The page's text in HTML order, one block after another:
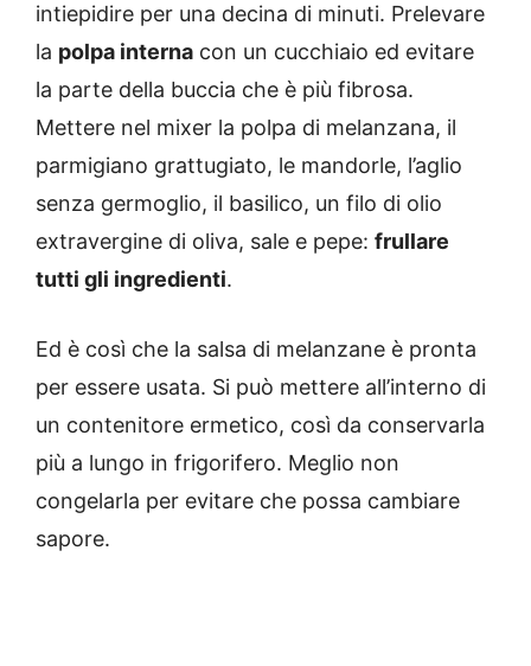
intiepidire per una decina di minuti. Prelevare
la polpa interna con un cucchiaio ed evitare
la parte della buccia che è più fibrosa.
Mettere nel mixer la polpa di melanzana, il
parmigiano grattugiato, le mandorle, l’aglio
senza germoglio, il basilico, un filo di olio
extravergine di oliva, sale e pepe: frullare
tutti gli ingredienti.
Ed è così che la salsa di melanzane è pronta
per essere usata. Si può mettere all’interno di
un contenitore ermetico, così da conservarla
più a lungo in frigorifero. Meglio non
congelarla per evitare che possa cambiare
sapore.